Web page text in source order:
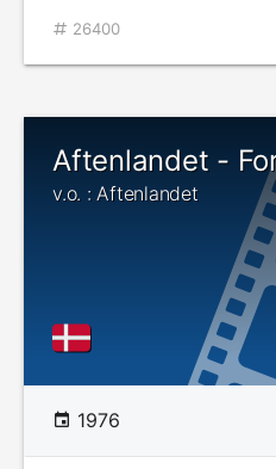
26400
Aftenlandet -
v.o. : Aftenlandet
1976